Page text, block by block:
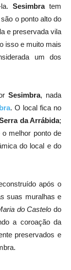
la.Sesimbratem
o ponto alto do
e preservada vila
isso e muito mais
um dos
Sesimbra, nada
. O local fica no
da Arrábida;
melhor ponto de
do local e do
após o
suas muralhas e
do Castelo do
a coroação da
preservados e